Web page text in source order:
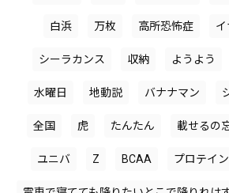
白浜 万枚 高所恐怖症
シーラカンス 収納 ようよう
水曜日 地動説 バナナマン
全国 虎 たんたん 載せるの
ユニバ Z BCAA プロテイン